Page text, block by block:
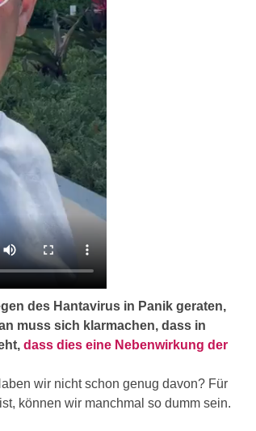
des Hantavirus in Panik geraten,
muss sich klarmachen, dass in
dass dies eine Nebenwirkung der
wir nicht schon genug davon? Für
können wir manchmal so dumm sein.